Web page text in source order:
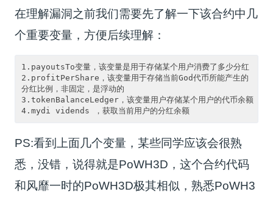
在理解漏洞之前我们需要先了解一下该合约中几
个重要变量，方便后续理解：
1.payoutsTo变量，该变量是用于存储某个用户消费了多少分红
2.profitPerShare，该变量用于存储当前God代币所能产生的
分红比例，非固定，是浮动的
3.tokenBalanceLedger，该变量用户存储某个用户的代币余额
4.mydi vidends ，获取当前用户的分红余额
PS:看到上面几个变量，某些同学应该会很熟
悉，没错，说得就是PoWH3D，这个合约代码
和风靡一时的PoWH3D极其相似，熟悉PoWH3